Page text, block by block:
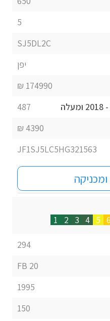
5
SJ5DL2C
יפן
174990 ₪
487
4390 ₪
JF1SJ5LC5HG321563
ומכניקה
1
2 3 4 5 6
294
FB 20
1995
150